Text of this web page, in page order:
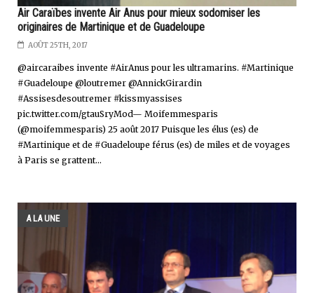
Air Caraïbes invente Air Anus pour mieux sodomiser les
originaires de Martinique et de Guadeloupe
AOÛT 25TH, 2017
@aircaraibes invente #AirAnus pour les ultramarins. #Martinique
#Guadeloupe @loutremer @AnnickGirardin
#Assisesdesoutremer #kissmyassises
pic.twitter.com/gtauSryMod— Moifemmesparis
(@moifemmesparis) 25 août 2017 Puisque les élus (es) de
#Martinique et de #Guadeloupe férus (es) de miles et de voyages
à Paris se grattent...
A LA UNE